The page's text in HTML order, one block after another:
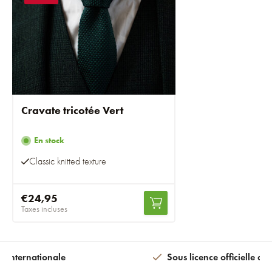
Cravate tricotée Vert
En stock
Classic knitted texture
€24,95
Taxes incluses
internationale Sous licence officielle